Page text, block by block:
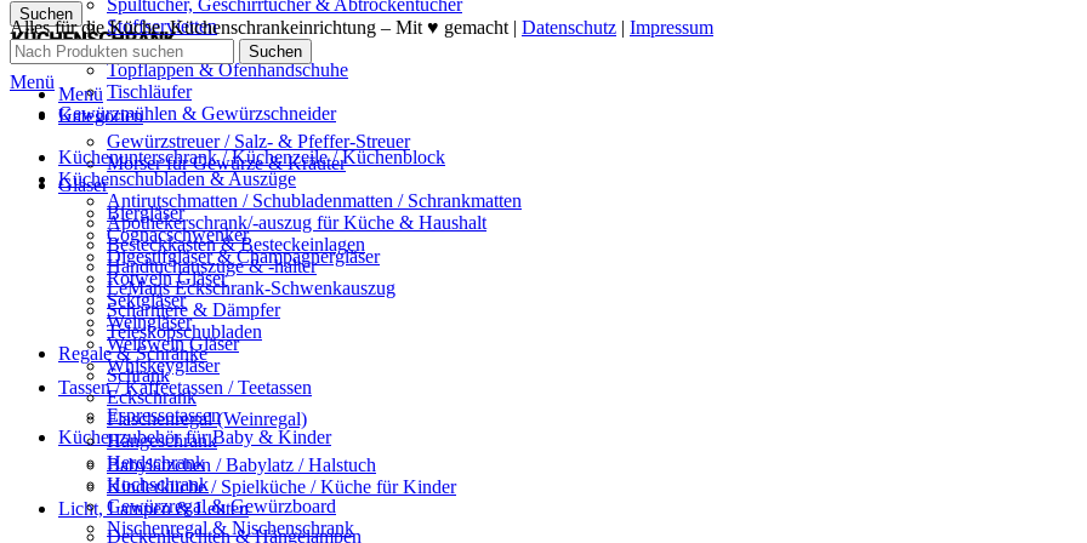
Suchen
Menü
Spültücher, Geschirrtücher & Abtrockentücher
Stoffservietten
Tischdecken
Topflappen & Ofenhandschuhe
Tischläufer
Gewürzmühlen & Gewürzschneider
Gewürzstreuer / Salz- & Pfeffer-Streuer
Mörser für Gewürze & Kräuter
Gläser
Biergläser
Cognacschwenker
Digestifgläser & Champagnergläser
Rotwein Gläser
Sektgläser
Weingläser
Weißwein Gläser
Whiskeygläser
Tassen / Kaffeetassen / Teetassen
Espressotassen
Küchenzubehör für Baby & Kinder
Babylätzchen / Babylatz / Halstuch
Kinderküche / Spielküche / Küche für Kinder
Licht, Lampen & Leuten
Deckenleuchten & Hängelampen
Alles für die Küche, Küchenschrankeinrichtung – Mit ♥ gemacht | Datenschutz | Impressum
Suchen
Menü
Kategorien
Küchenunterschrank / Küchenzeile / Küchenblock
Küchenschubladen & Auszüge
Antirutschmatten / Schubladenmatten / Schrankmatten
Apothekerschrank/-auszug für Küche & Haushalt
Besteckkasten & Besteckeinlagen
Handtuchauszüge & -halter
LeMans Eckschrank-Schwenkauszug
Scharniere & Dämpfer
Teleskopschubladen
Regale & Schränke
Schrank
Eckschrank
Flaschenregal (Weinregal)
Hängeschrank
Herdschrank
Hochschrank
Gewürzregal & Gewürzboard
Nischenregal & Nischenschrank